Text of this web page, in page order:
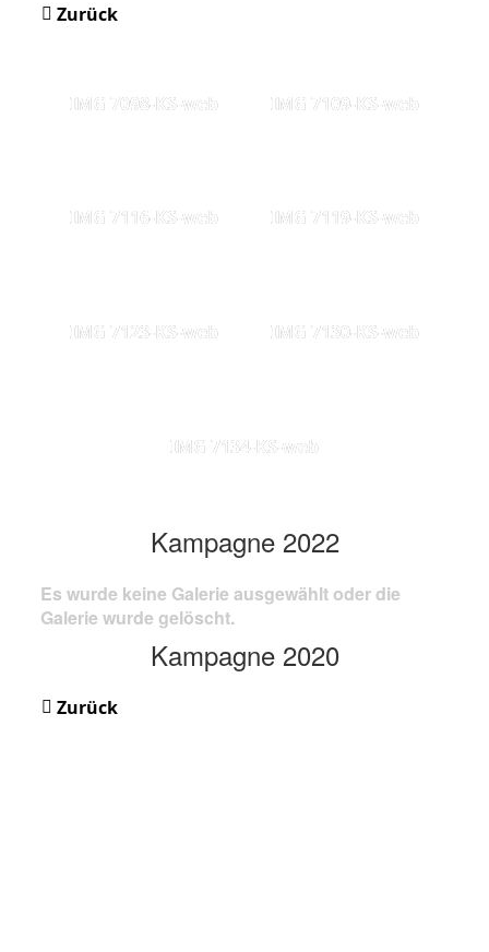
Zurück
IMG 7098-KS-web IMG 7109-KS-web
IMG 7116-KS-web IMG 7119-KS-web
IMG 7123-KS-web IMG 7130-KS-web
IMG 7134-KS-web
Kampagne 2022
Es wurde keine Galerie ausgewählt oder die
Galerie wurde gelöscht.
Kampagne 2020
Zurück